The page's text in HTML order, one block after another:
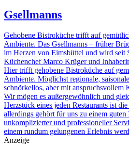
Gsellmanns
Gehobene Bistroküche trifft auf
Ambiente. Das Gsellmanns – früher
im Herzen von Eimsbüttel und wird seit
Küchenchef Marco Krüger und
Hier trifft gehobene Bistroküche auf
Ambiente. Möglichst regionale,
schnörkellos, aber mit anspruchsvollem
Wir mögen es außergewöhnlich und
Herzstück eines jeden Restaurants ist
allerdings gehört für uns zu einem guten
unkomplizierter und professioneller
einem rundum gelungenen Erlebnis
Anzeige